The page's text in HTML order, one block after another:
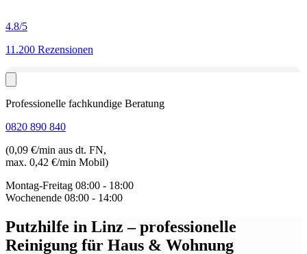
4.8/5
11.200 Rezensionen
Professionelle fachkundige Beratung
0820 890 840
(0,09 €/min aus dt. FN,
max. 0,42 €/min Mobil)
Montag-Freitag 08:00 - 18:00
Wochenende 08:00 - 14:00
Putzhilfe in Linz– professionelle
Reinigung für Haus & Wohnung